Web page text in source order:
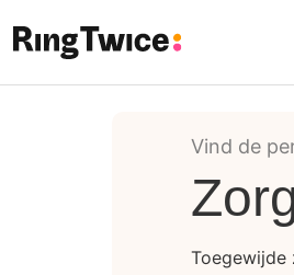
Vind de
Toegewijde